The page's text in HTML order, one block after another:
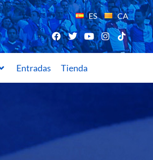
ES CA
Entradas Tienda